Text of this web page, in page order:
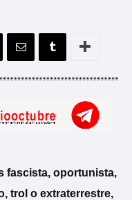
fascista, oportunista,
trol o extraterrestre,